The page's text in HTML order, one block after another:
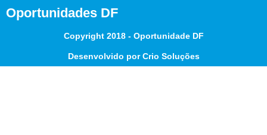
Oportunidades DF
Copyright 2018 - Oportunidade DF
Desenvolvido por Crio Soluções